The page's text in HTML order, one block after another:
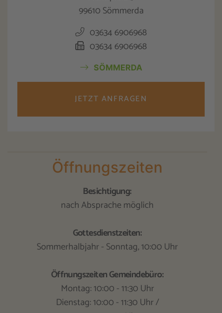
99610 Sömmerda
03634 6906968
03634 6906968
SÖMMERDA
JETZT ANFRAGEN
Öffnungszeiten
Besichtigung:
nach Absprache möglich
Gottesdienstzeiten:
Sommerhalbjahr - Sonntag, 10:00 Uhr
Öffnungszeiten Gemeindebüro:
Montag: 10:00 - 11:30 Uhr
Dienstag: 10:00 - 11:30 Uhr /